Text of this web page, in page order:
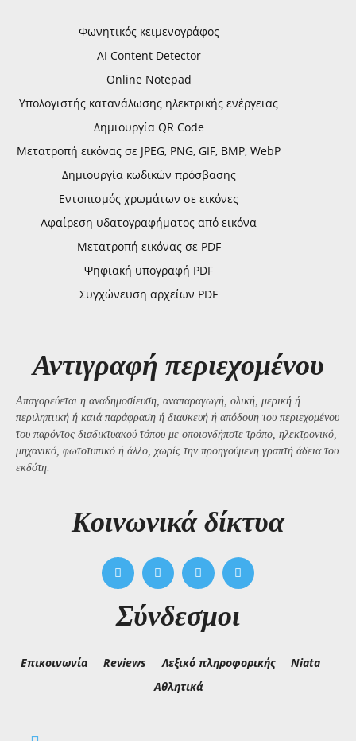
Φωνητικός κειμενογράφος
AI Content Detector
Online Notepad
Υπολογιστής κατανάλωσης ηλεκτρικής ενέργειας
Δημιουργία QR Code
Μετατροπή εικόνας σε JPEG, PNG, GIF, BMP, WebP
Δημιουργία κωδικών πρόσβασης
Εντοπισμός χρωμάτων σε εικόνες
Αφαίρεση υδατογραφήματος από εικόνα
Μετατροπή εικόνας σε PDF
Ψηφιακή υπογραφή PDF
Συγχώνευση αρχείων PDF
Αντιγραφή περιεχομένου
Απαγορεύεται η αναδημοσίευση, αναπαραγωγή, ολική, μερική ή
περιληπτική ή κατά παράφραση ή διασκευή ή απόδοση του περιεχομένου
του παρόντος διαδικτυακού τόπου με οποιονδήποτε τρόπο, ηλεκτρονικό,
μηχανικό, φωτοτυπικό ή άλλο, χωρίς την προηγούμενη γραπτή άδεια του
εκδότη.
Kοινωνικά δίκτυα
Σύνδεσμοι
Επικοινωνία Reviews Λεξικό πληροφορικής
Niata
Αθλητικά